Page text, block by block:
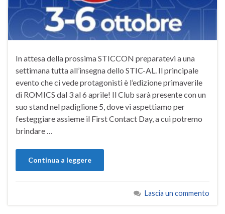
In attesa della prossima STICCON preparatevi a una
settimana tutta all’insegna dello STIC-AL. Il principale
evento che ci vede protagonisti è l’edizione primaverile
di ROMICS dal 3 al 6 aprile! Il Club sarà presente con un
suo stand nel padiglione 5, dove vi aspettiamo per
festeggiare assieme il First Contact Day, a cui potremo
brindare …
Continua a leggere
Lascia un commento